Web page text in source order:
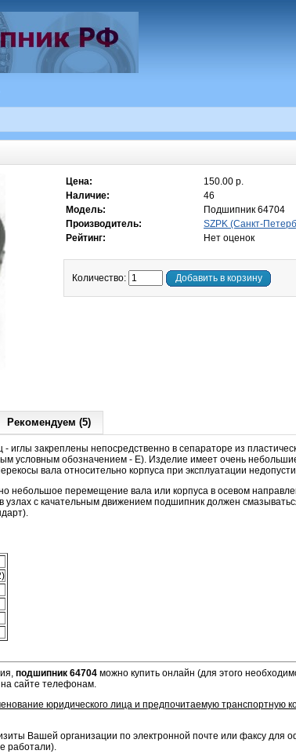
Цена:
150.00 р.
Наличие:
46
Модель:
Подшипник 64704
Производитель:
SZPK (Санкт-
Рейтинг:
Нет оценок
Количество: Добавить в корзину
Рекомендуем (5)
иглы закреплены непосредственно в сепараторе из
условным обозначением - Е). Изделие имеет очень
вала относительно корпуса при эксплуатации
небольшое перемещение вала или корпуса в осевом
с качательным движением подшипник должен
подшипник 64704 можно купить онлайн (для этого
на сайте телефонам.
юридического лица и предпочитаемую транспортную
Вашей организации по электронной почте или факсу для
работали).